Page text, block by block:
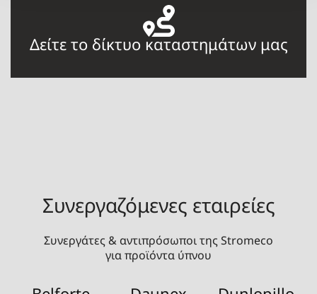
Δείτε το δίκτυο καταστημάτων μας
Συνεργαζόμενες εταιρείες
Συνεργάτες & αντιπρόσωποι της Stromeco
για προϊόντα ύπνου